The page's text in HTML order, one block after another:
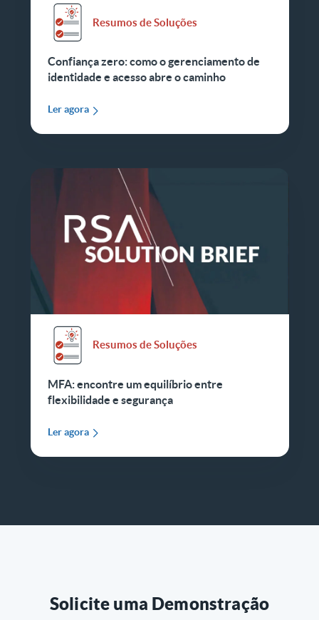
Resumos de Soluções
Confiança zero: como o gerenciamento de
identidade e acesso abre o caminho
Ler agora
Resumos de Soluções
MFA: encontre um equilíbrio entre
flexibilidade e segurança
Ler agora
Solicite uma Demonstração